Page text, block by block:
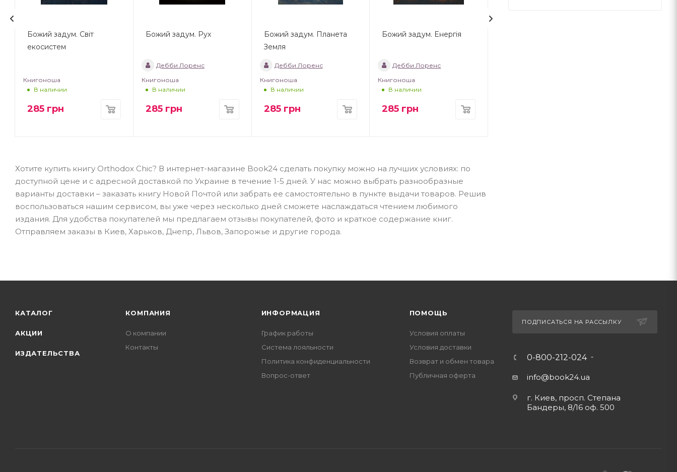
Божий задум. Світ
екосистем
Книгоноша
В наличии
285 грн
Божий задум. Рух
Дебби Лоренс
Книгоноша
В наличии
285грн
Божий задум. Планета
Земля
Дебби Лоренс
Книгоноша
В наличии
285грн
Божий задум. Енергія
Дебби Лоренс
Книгоноша
В наличии
285 грн
Хотите купить книгу Orthodox Chic? В интернет-магазине Book24 сделать покупку можно на лучших условиях: по
доступной цене и с адресной доставкой по Украине в течение 1-5 дней. У нас можно выбрать разнообразные
варианты доставки – заказать книгу Новой Почтой или забрать ее самостоятельно в пункте выдачи товаров. Решив
воспользоваться нашим сервисом, вы уже через несколько дней сможете наслаждаться чтением любимого
издания. Для удобства покупателей мы предлагаем отзывы покупателей, фото и краткое содержание книг.
Отправляем заказы в Киев, Харьков, Днепр, Львов, Запорожье и другие города.
КАТАЛОГ
АКЦИИ
ИЗДАТЕЛЬСТВА
КОМПАНИЯ
О компании
Контакты
ИНФОРМАЦИЯ
График работы
Система лояльности
Политика конфиденциальности
Вопрос-ответ
ПОМОЩЬ
Условия оплаты
Условия доставки
Возврат и обмен товара
Публичная оферта
ПОДПИСАТЬСЯ НА РАССЫЛКУ
0-800-212-024
info@book24.ua
г. Киев, просп. Степана
Бандеры, 8/16 оф. 500